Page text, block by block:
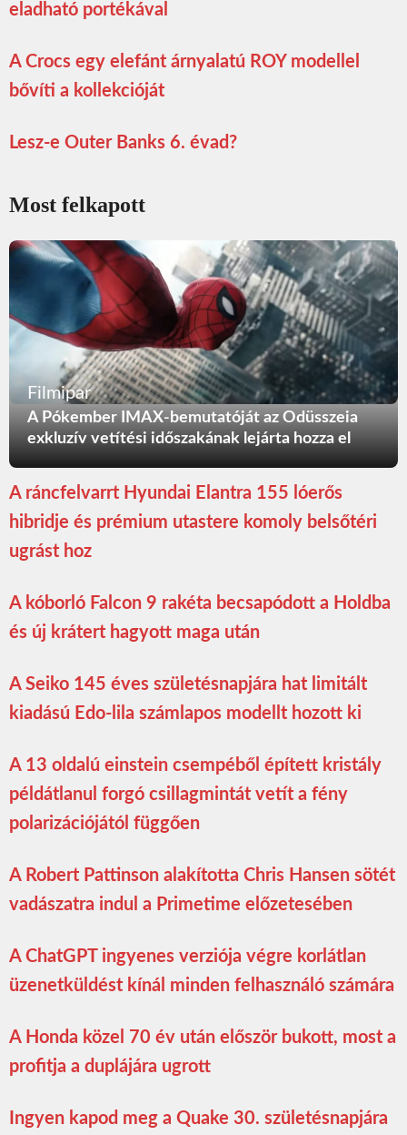
eladható portékával
A Crocs egy elefánt árnyalatú ROY modellel
bővíti a kollekcióját
Lesz-e Outer Banks 6. évad?
Most felkapott
Filmipar
A Pókember IMAX-bemutatóját az Odüsszeia
exkluzív vetítési időszakának lejárta hozza el
A ráncfelvarrt Hyundai Elantra 155 lóerős
hibridje és prémium utastere komoly belsőtéri
ugrást hoz
A kóborló Falcon 9 rakéta becsapódott a Holdba
és új krátert hagyott maga után
A Seiko 145 éves születésnapjára hat limitált
kiadású Edo-lila számlapos modellt hozott ki
A 13 oldalú einstein csempéből épített kristály
példátlanul forgó csillagmintát vetít a fény
polarizációjától függően
A Robert Pattinson alakította Chris Hansen sötét
vadászatra indul a Primetime előzetesében
A ChatGPT ingyenes verziója végre korlátlan
üzenetküldést kínál minden felhasználó számára
A Honda közel 70 év után először bukott, most a
profitja a duplájára ugrott
Ingyen kapod meg a Quake 30. születésnapjára